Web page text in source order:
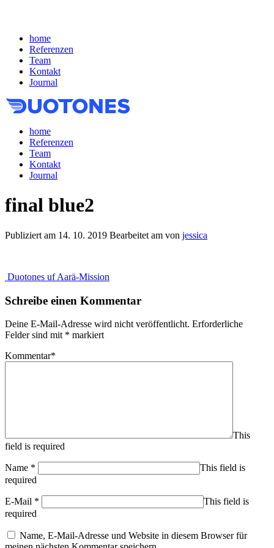
home
Referenzen
Team
Kontakt
Journal
home
Referenzen
Team
Kontakt
Journal
final blue2
Publiziert am 14. 10. 2019 Bearbeitet am von jessica
Duotones uf Aarä-Mission
Schreibe einen Kommentar
Deine E-Mail-Adresse wird nicht veröffentlicht. Erforderliche
Felder sind mit * markiert
Kommentar*
This
field is required
Name *
This field is
required
E-Mail *
This field is
required
Name, E-Mail-Adresse und Website in diesem Browser für